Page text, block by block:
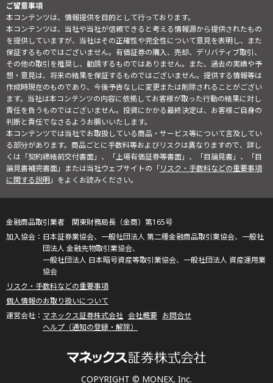
ご留意事項
本コンテンツは、情報提供を目的として行っております。
本コンテンツは、当社や当社が信頼できると考える情報源から提供されたもの
を提供していますが、当社はその正確性や完全性について意見を表明し、また
保証するものではございません。有価証券の購入、売却、デリバティブ取引、
その他の取引を推奨し、勧誘するものではありません。また、過去の実績や予
想・意見は、将来の結果を保証するものではございません。提供する情報等は
作成時現在のものであり、今後予告なしに変更または削除されることがござい
ます。当社は本コンテンツの内容に依拠してお客様が取った行動の結果に対し
責任を負うものではございません。投資にかかる最終決定は、お客様ご自身の
判断と責任でなさるようお願いいたします。
本コンテンツでは当社でお取扱している商品・サービス等について言及してい
る部分があります。商品ごとに手数料等およびリスクは異なりますので、詳し
くは「契約締結前交付書面」、「上場有価証券等書面」、「目論見書」、「目
論見書補完書面」または当社ウェブサイトの「リスク・手数料などの重要事項
に関する説明」をよくお読みください。
COPYRIGHT © MONEX, Inc.
金融商品取引業者 関東財務局長（金商）第165号
日本証券業協会、一般社団法人 第二種金融商品取引業協会、一般社
団法人 金融先物取引業協会、
一般社団法人 日本暗号資産等取引業協会、一般社団法人 資産運用業
協会
リスク・手数料などの重要事項
個人情報のお取り扱いについて
マネックス証券株式会社 会社概要 お問合せ
ヘルプ（通知の登録・解除）